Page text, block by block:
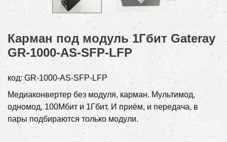
Карман под модуль 1Гбит Gateray
GR-1000-AS-SFP-LFP
код: GR-1000-AS-SFP-LFP
Медиаконвертер без модуля, карман. Мультимод,
одномод, 100Мбит и 1Гбит. И приём, и передача, в
пары подбираются только модули.